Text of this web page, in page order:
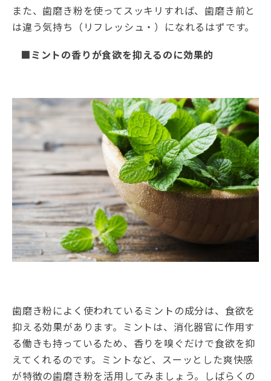
また、歯磨き粉を使ってスッキリすれば、歯磨き前と
は違う気持ち（リフレッシュ・）になれるはずです。
■ミントの香りが食欲を抑えるのに効果的
歯磨き粉によく使われているミントの成分は、食欲を
抑える効果があります。ミントは、消化器官に作用す
る働きも持っているため、香りを嗅ぐだけで食欲を抑
えてくれるのです。ミントなど、スーッとした爽快感
が特徴の歯磨き粉を活用してみましょう。しばらくの